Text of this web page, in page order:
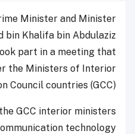
Minister and Minister
bin Khalifa bin Abdulaziz
part in a meeting that
the Ministers of Interior
Council countries (GCC).
GCC interior ministers
technology.